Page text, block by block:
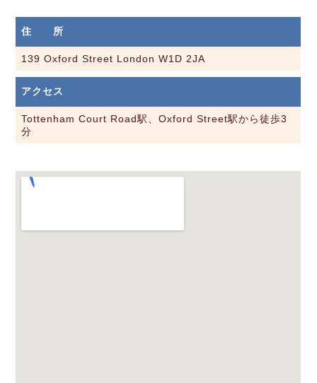
住 所
139 Oxford Street London W1D 2JA
アクセス
Tottenham Court Road駅、Oxford Street駅から徒歩3
分